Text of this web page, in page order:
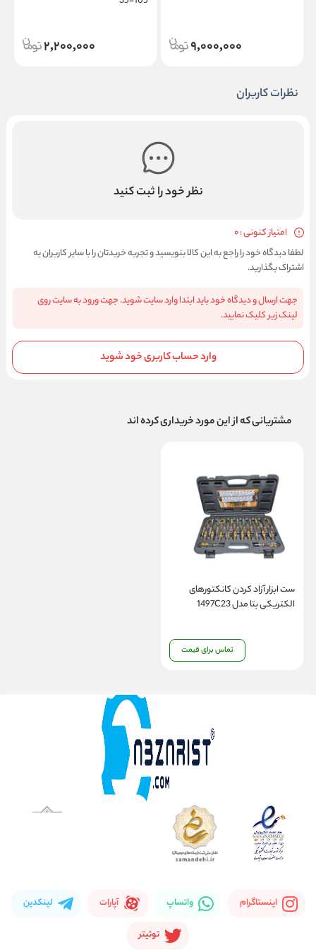
9,000,000
2,200,000
نظرات کاربران
نظر خود را ثبت کنید
امتیاز کنونی : 0
لطفا دیدگاه خود را راجع به این کالا بنویسید و تجربه خریدتان را با سایر کاربران به
اشتراک بگذارید.
جهت ارسال و دیدگاه خود باید ابتدا وارد سایت شوید. جهت ورود به سایت روی
لینک زیر کلیک نمایید.
وارد حساب کاربری خود شوید
مشتریانی که از این مورد خریداری کرده اند
ست ابزار آزاد کردن کانکتورهای
الکتریکی بتا مدل 1497C23
تماس برای قیمت
اینستاگرام واتساپ آپارات لینکدین
توئیتر